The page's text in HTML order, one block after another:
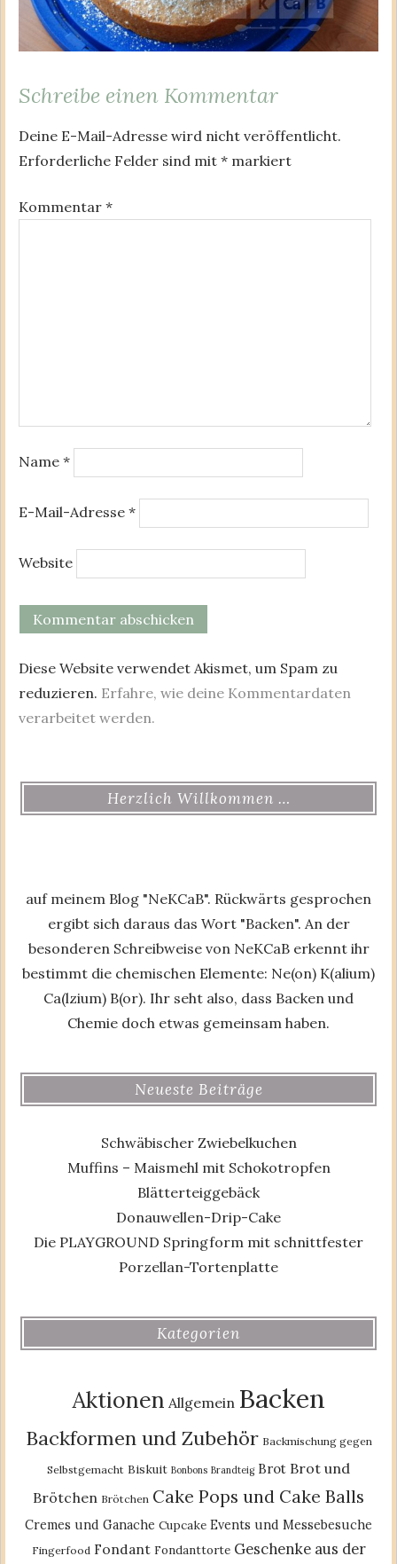
Schreibe einen Kommentar
Deine E-Mail-Adresse wird nicht veröffentlicht.
Erforderliche Felder sind mit * markiert
Kommentar *
Name *
E-Mail-Adresse *
Website
Diese Website verwendet Akismet, um Spam zu
reduzieren. Erfahre, wie deine Kommentardaten
verarbeitet werden.
Herzlich Willkommen …
auf meinem Blog "NeKCaB". Rückwärts gesprochen
ergibt sich daraus das Wort "Backen". An der
besonderen Schreibweise von NeKCaB erkennt ihr
bestimmt die chemischen Elemente: Ne(on) K(alium)
Ca(lzium) B(or). Ihr seht also, dass Backen und
Chemie doch etwas gemeinsam haben.
Neueste Beiträge
Schwäbischer Zwiebelkuchen
Muffins – Maismehl mit Schokotropfen
Blätterteiggebäck
Donauwellen-Drip-Cake
Die PLAYGROUND Springform mit schnittfester
Porzellan-Tortenplatte
Kategorien
Aktionen Allgemein Backen
Backformen und Zubehör Backmischung gegen
Selbstgemacht Biskuit Bonbons Brandteig Brot Brot und
Brötchen Brötchen Cake Pops und Cake Balls
Cremes und Ganache Cupcake Events und Messebesuche
Fingerfood Fondant Fondanttorte Geschenke aus der